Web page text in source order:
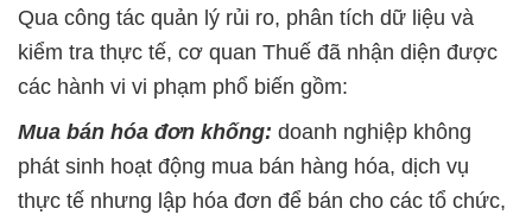
Qua công tác quản lý rủi ro, phân tích dữ liệu và
kiểm tra thực tế, cơ quan Thuế đã nhận diện được
các hành vi vi phạm phổ biến gồm:
Mua bán hóa đơn khống: doanh nghiệp không
phát sinh hoạt động mua bán hàng hóa, dịch vụ
thực tế nhưng lập hóa đơn để bán cho các tổ chức,